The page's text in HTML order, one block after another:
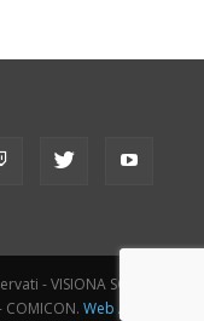
- VISIONA SCARL VIA
COMICON. Web Agency